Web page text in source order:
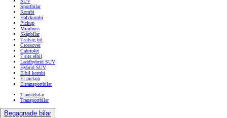
Sportbilar
Kombi
Halvkombi
Pickup
Minibuss
Skåpbilar
7-sitsig bil
Crossover
Cabriolet
7 sits elbil
Laddhybrid SUV
Hybrid SUV
Elbil kombi
El pickup
Eltransportbilar
Tjänstebilar
Transportbilar
Begagnade bilar